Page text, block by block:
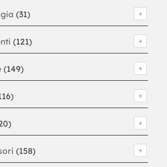
(31)
(121)
(149)
(158)